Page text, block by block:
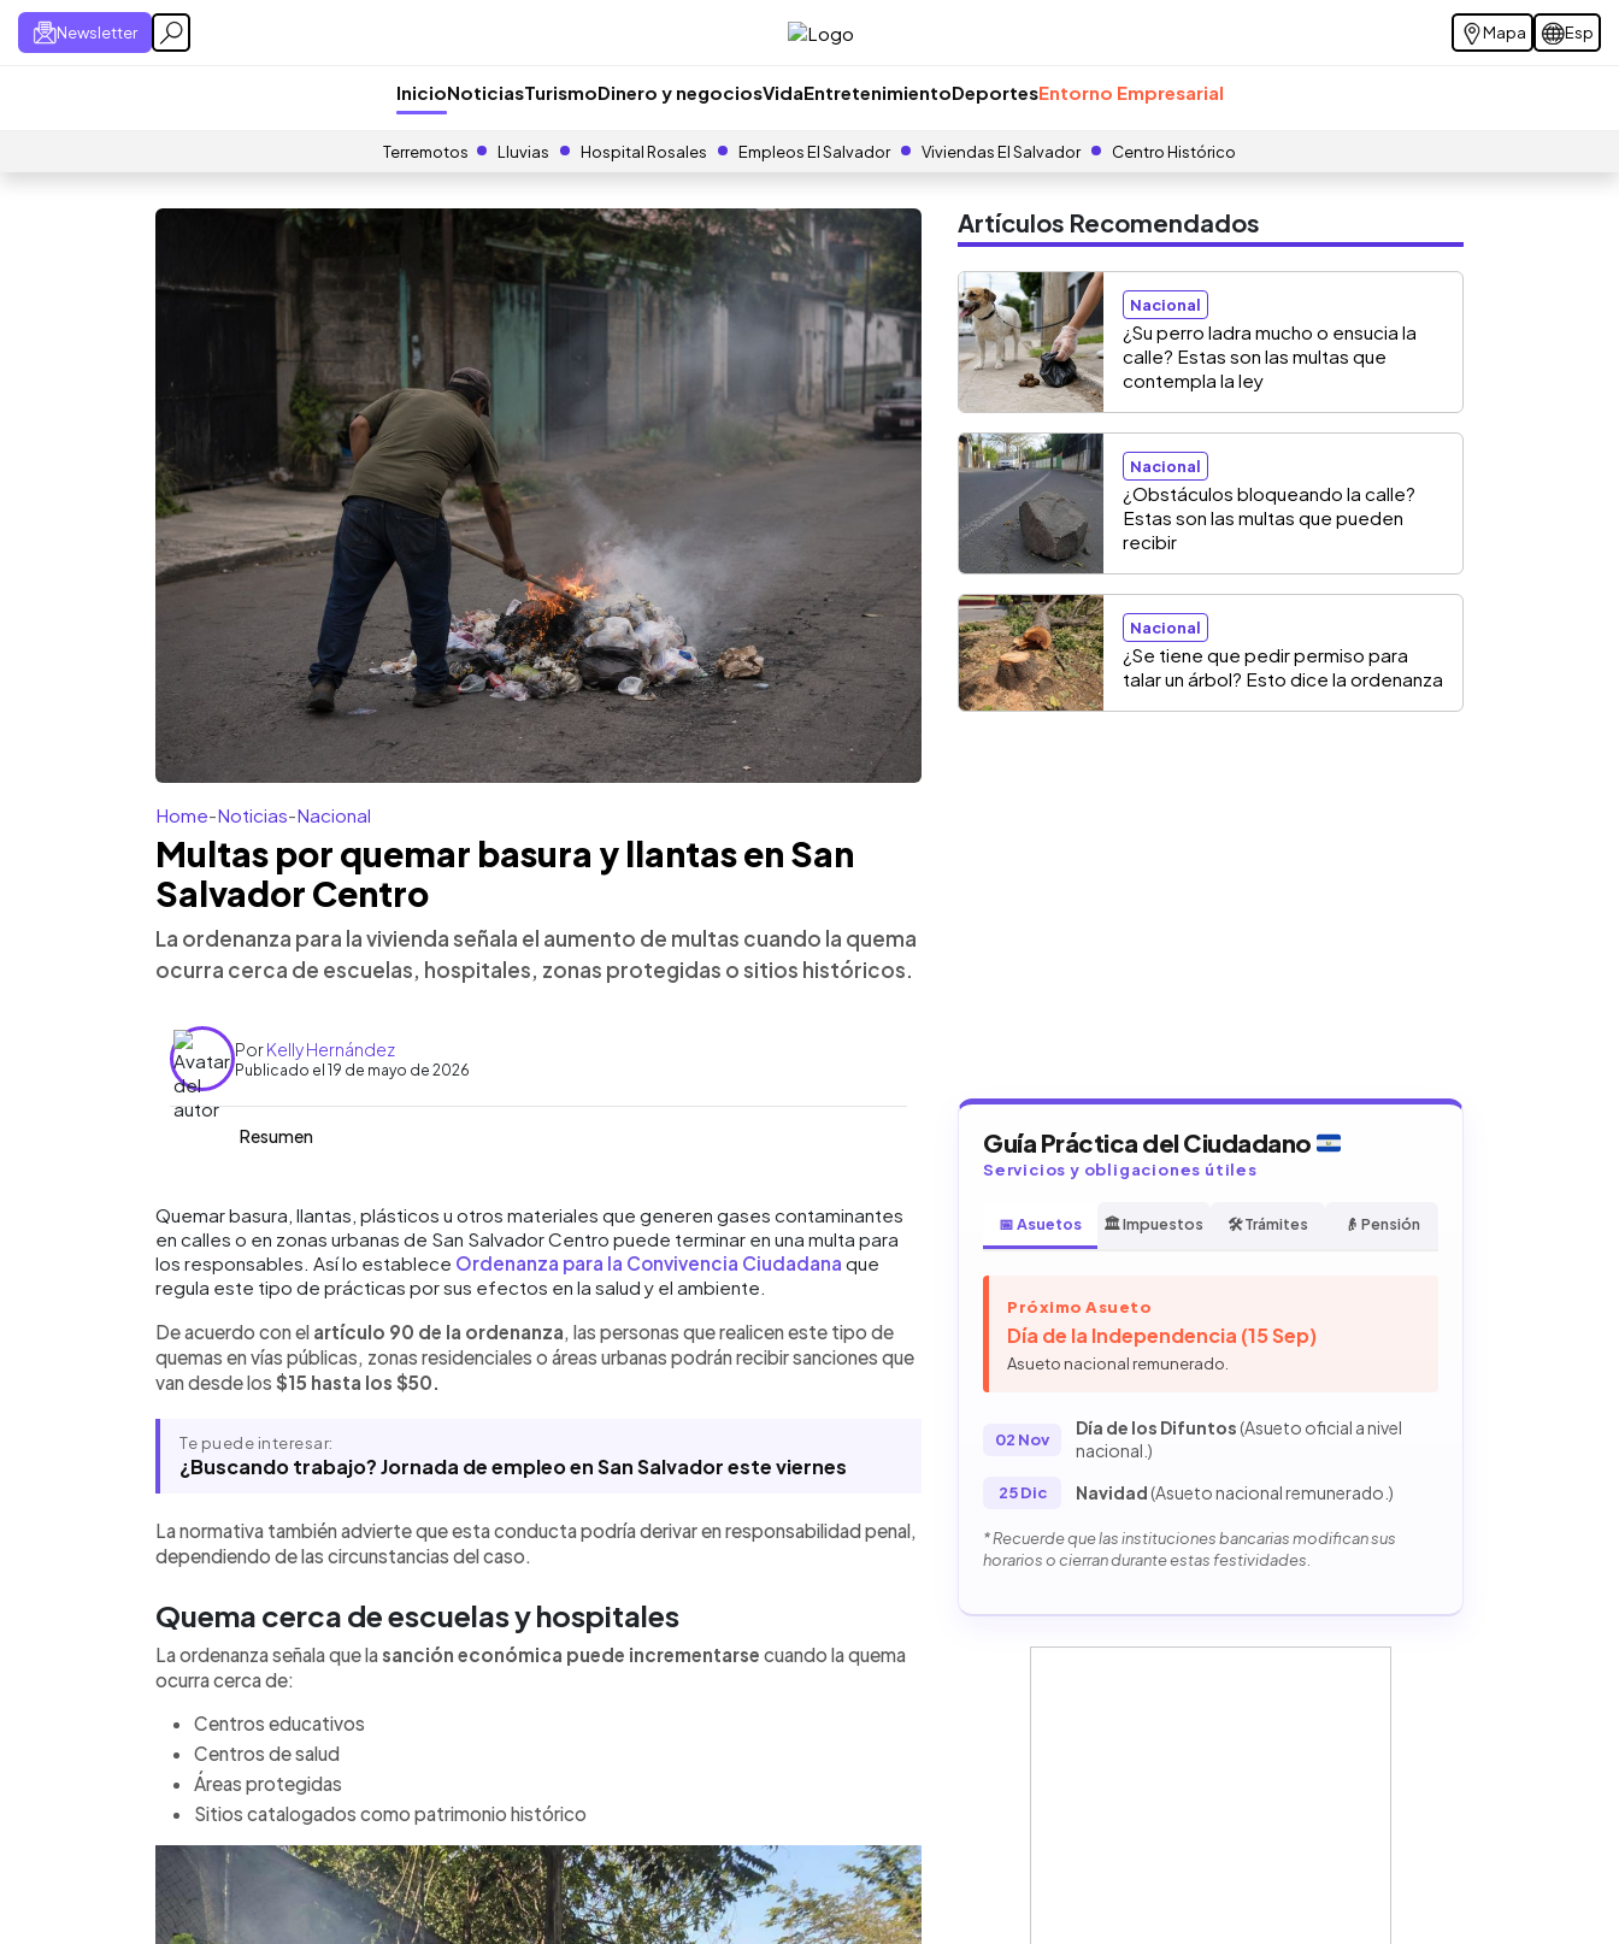
Newsletter Mapa Esp
InicioNoticiasTurismoDinero y negociosVidaEntretenimientoDeportesEntorno Empresarial
Terremotos Lluvias Hospital Rosales Empleos El Salvador Viviendas El Salvador Centro Histórico
Home-Noticias-Nacional
Multas por quemar basura y llantas en San
Salvador Centro
La ordenanza para la vivienda señala el aumento de multas cuando la quema
ocurra cerca de escuelas, hospitales, zonas protegidas o sitios históricos.
PorKelly Hernández
Publicado el 19 de mayo de 2026
Resumen
► Escuchar artículo
Las personas que quemen basura, llantas, plástico u otros materiales
contaminantes en calles y zonas urbanas de San Salvador Centro podrán
recibir multas de entre $15 y $50, según establece el artículo 90 de la
Ordenanza para la Convivencia Ciudadana. La normativa también advierte
de cada caso. Además, la sanción aumenta cuando la quema ocurre cerca
de escuelas, hospitales, zonas protegidas o sitios históricos. La medida
forma parte de las regulaciones municipales orientadas a reducir la
municipio.
Quemar basura, llantas, plásticos u otros materiales que generen gases contaminantes
en calles o en zonas urbanas de San Salvador Centro puede terminar en una multa para
los responsables. Así lo establece Ordenanza para la Convivencia Ciudadana que
regula este tipo de prácticas por sus efectos en la salud y el ambiente.
De acuerdo con el artículo 90 de la ordenanza, las personas que realicen este tipo de
quemas en vías públicas, zonas residenciales o áreas urbanas podrán recibir sanciones que
van desde los $15 hasta los $50.
Te puede interesar:
¿Buscando trabajo? Jornada de empleo en San Salvador este viernes
La normativa también advierte que esta conducta podría derivar en responsabilidad penal,
dependiendo de las circunstancias del caso.
Quema cerca de escuelas y hospitales
La ordenanza señala que lasanción económica puede incrementarse cuando la quema
ocurra cerca de:
Centros educativos
Centros de salud
Áreas protegidas
Sitios catalogados como patrimonio histórico
Artículos Recomendados
Nacional
¿Su perro ladra mucho o ensucia la
calle? Estas son las multas que
contempla la ley
Nacional
¿Obstáculos bloqueando la calle?
Estas son las multas que pueden
recibir
Nacional
¿Se tiene que pedir permiso para
talar un árbol? Esto dice la ordenanza
Guía Práctica del Ciudadano
Servicios y obligaciones útiles
📅 Asuetos 🏛️ Impuestos 🛠️ Trámites 👴 Pensión
Próximo Asueto
Día de la Independencia (15 Sep)
Asueto nacional remunerado.
02 Nov
Día de los Difuntos(Asueto oficial a nivel
nacional.)
25 Dic Navidad(Asueto nacional remunerado.)
* Recuerde que las instituciones bancarias modifican sus
horarios o cierran durante estas festividades.